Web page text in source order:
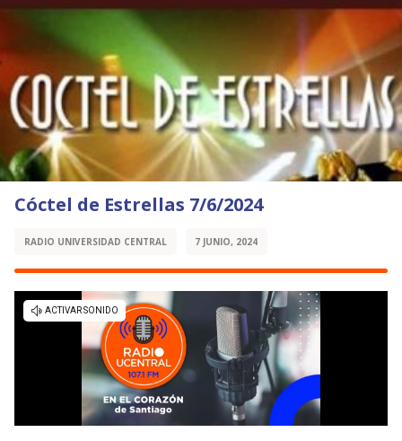
Cóctel de Estrellas 7/6/2024
RADIO UNIVERSIDAD CENTRAL 7 JUNIO, 2024